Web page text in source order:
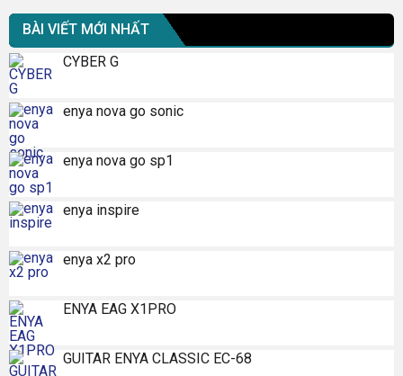
BÀI VIẾT MỚI NHẤT
CYBER G
enya nova go sonic
enya nova go sp1
enya inspire
enya x2 pro
ENYA EAG X1PRO
GUITAR ENYA CLASSIC EC-68